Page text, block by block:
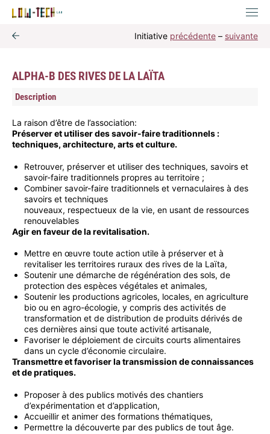
Initiative précédente – suivante
ALPHA-B DES RIVES DE LA LAÏTA
Description
La raison d’être de l’association:
Préserver et utiliser des savoir-faire traditionnels :
techniques, architecture, arts et culture.
Retrouver, préserver et utiliser des techniques, savoirs et
savoir-faire traditionnels propres au territoire ;
Combiner savoir-faire traditionnels et vernaculaires à des
savoirs et techniques
nouveaux, respectueux de la vie, en usant de ressources
renouvelables
Agir en faveur de la revitalisation.
Mettre en œuvre toute action utile à préserver et à
revitaliser les territoires ruraux des rives de la Laïta,
Soutenir une démarche de régénération des sols, de
protection des espèces végétales et animales,
Soutenir les productions agricoles, locales, en agriculture
bio ou en agro-écologie, y compris des activités de
transformation et de distribution de produits dérivés de
ces dernières ainsi que toute activité artisanale,
Favoriser le déploiement de circuits courts alimentaires
dans un cycle d’économie circulaire.
Transmettre et favoriser la transmission de connaissances
et de pratiques.
Proposer à des publics motivés des chantiers
d’expérimentation et d’application,
Accueillir et animer des formations thématiques,
Permettre la découverte par des publics de tout âge.